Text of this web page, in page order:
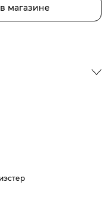
магазине